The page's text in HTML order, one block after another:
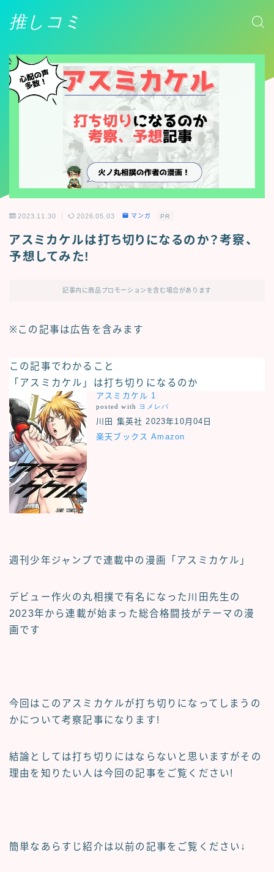
推しコミ
2023.11.30 2026.05.03 マンガ PR
アスミカケルは打ち切りになるのか？考察、
予想してみた!
記事内に商品プロモーションを含む場合があります
※この記事は広告を含みます
この記事でわかること
「アスミカケル」 は打ち切り になるのか
アスミカケル 1
posted with ヨメレバ
川田 集英社 2023年10月04日
楽天ブックス Amazon
週刊少年ジャンプで連載中の漫画 「アスミカケル」
デビュー作火の丸相撲で有名になった川田先生の
2023年から連載が始まった総合格闘技がテーマの漫
画です
今回はこのアスミカケルが打ち切りになってしまうの
か について考察記事になります!
結論としては打ち切りにはならない と思いますがその
理由を知りたい人は今回の記事をご覧ください!
簡単なあらすじ紹介は以前の記事をご覧ください↓